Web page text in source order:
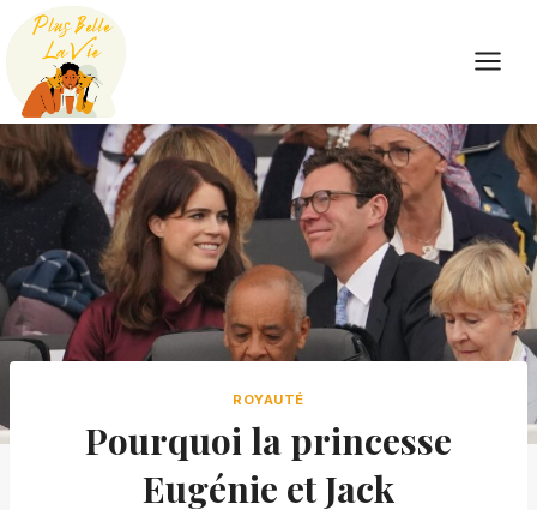
Skip
content
ROYAUTÉ
Pourquoi la princesse
Eugénie et Jack